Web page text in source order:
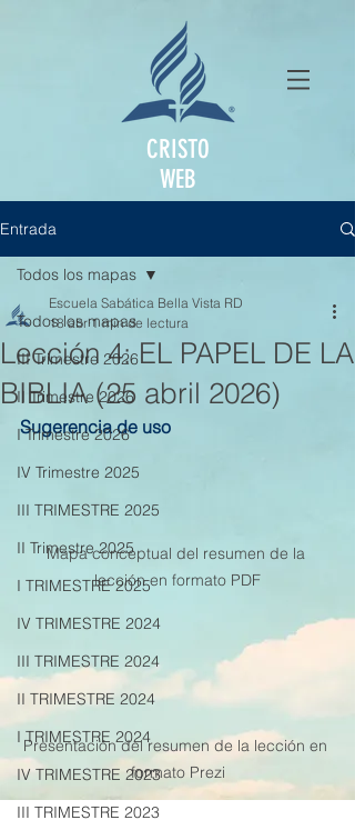
CRISTO
WEB
Entrada
Todos los mapas
III Trimestre 2026
II Trimestre 2026
I Trimestre 2026
IV Trimestre 2025
III TRIMESTRE 2025
II Trimestre 2025
I TRIMESTRE 2025
IV TRIMESTRE 2024
III TRIMESTRE 2024
II TRIMESTRE 2024
I TRIMESTRE 2024
IV TRIMESTRE 2023
III TRIMESTRE 2023
Todos los mapas
Lección 4: EL PAPEL DE LA
BIBLIA (25 abril 2026)
Escuela Sabática Bella Vista RD
18 abr 1 min de lectura
Sugerencia de uso
Mapa conceptual del resumen de la
lección en formato PDF
Presentación del resumen de la lección en
formato Prezi